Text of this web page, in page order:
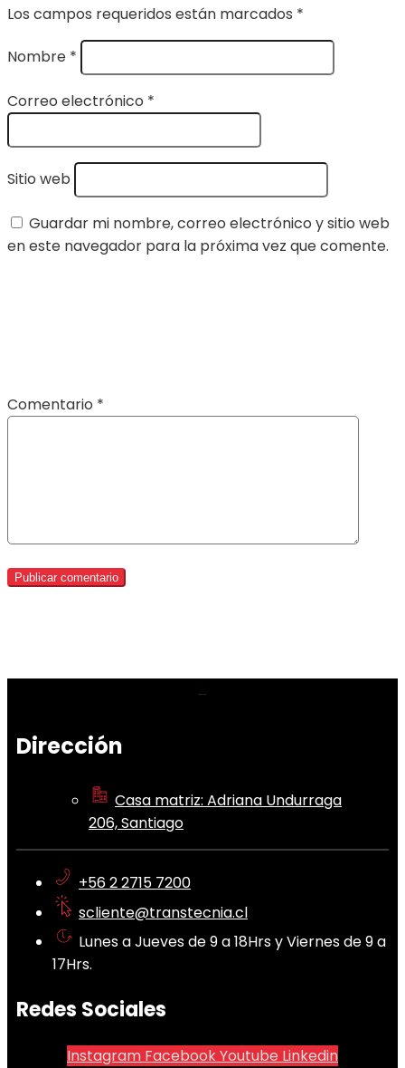
Los campos requeridos están marcados *
Nombre *
Correo electrónico *
Sitio web
Guardar mi nombre, correo electrónico y sitio web
en este navegador para la próxima vez que comente.
Comentario *
Dirección
Casa matriz: Adriana Undurraga
206, Santiago
+56 2 2715 7200
scliente@transtecnia.cl
Lunes a Jueves de 9 a 18Hrs y Viernes de 9 a
17Hrs.
Redes Sociales
Instagram FacebookYoutube Linkedin